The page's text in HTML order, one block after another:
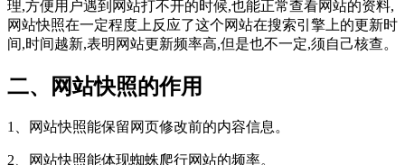
理,方便用户遇到网站打不开的时候,也能正常查看网站的资料,
网站快照在一定程度上反应了这个网站在搜索引擎上的更新时
间,时间越新,表明网站更新频率高,但是也不一定,须自己核查。
二、网站快照的作用
1、网站快照能保留网页修改前的内容信息。
2、网站快照能体现蜘蛛爬行网站的频率。